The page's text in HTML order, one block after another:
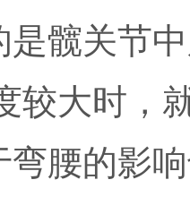
是髋关节
较大时，
弯腰的影